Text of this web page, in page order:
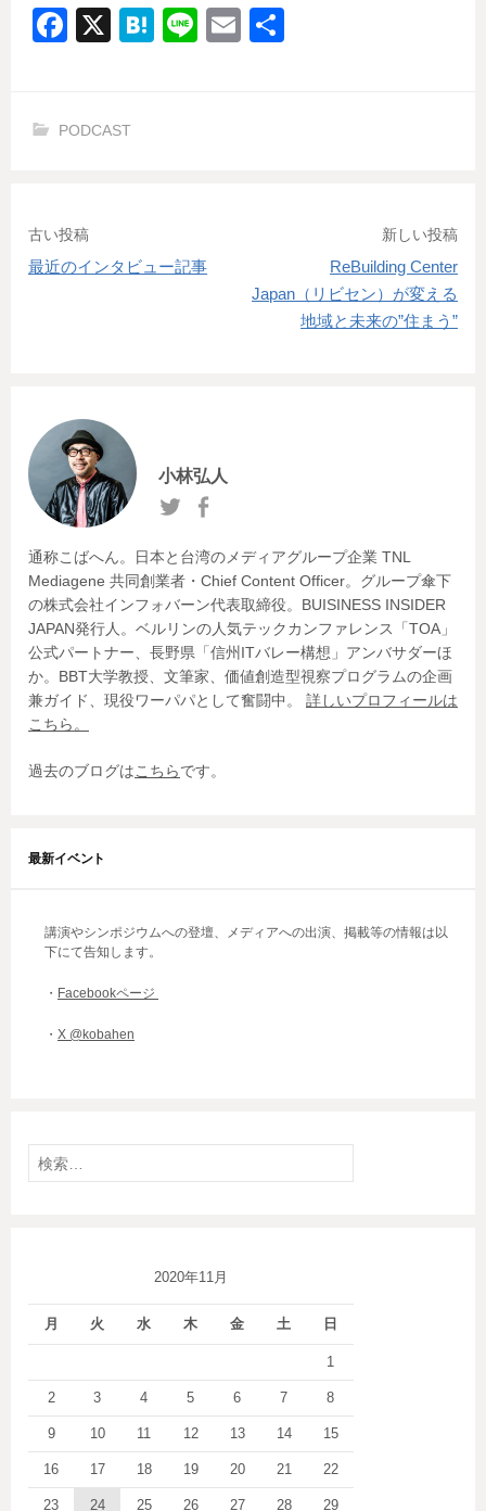
F
e
o
k
X
H
Li
E
PODCAST
投
稿
ー
シ
ョ
ン
古い投稿
最近のインタビュー記事
新しい投稿
ReBuilding Center
Japan（リビセン）が変える
地域と未来の”住まう”
小林弘人
通称こばへん。日本と台湾のメディアグループ企業 TNL
Mediagene 共同創業者・Chief Content Officer。グループ傘下
の株式会社インフォバーン代表取締役。BUISINESS INSIDER
JAPAN発行人。ベルリンの人気テックカンファレンス「TOA」
公式パートナー、長野県「信州ITバレー構想」アンバサダーほ
か。BBT大学教授、文筆家、価値創造型視察プログラムの企画
兼ガイド、現役ワーパパとして奮闘中。 詳しいプロフィールは
こちら。
過去のブログはこちらです。
最新イベント
講演やシンポジウムへの登壇、メディアへの出演、掲載等の情報は以
下にて告知します。
・ Facebookページ
・ X @kobahen
検
索:
2020年11月
月 火 水 木 金 土 日
1
2 3 4 5 6 7 8
9 10 11 12 13 14 15
16 17 18 19 20 21 22
23 24 25 26 27 28 29